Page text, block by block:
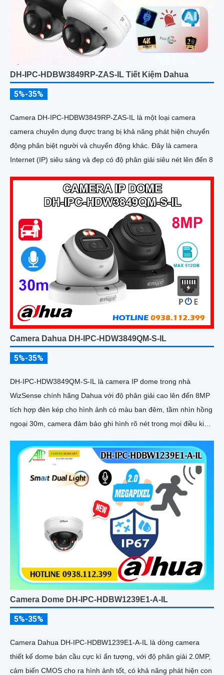
DH-IPC-HDBW3849RP-ZAS-IL Tiết Kiệm Dahua
5%-35%
Camera DH-IPC-HDBW3849RP-ZAS-IL là một loại camera
camera chuyên dụng được trang bị khả năng phát hiện chuyển
động phân biệt người và chuyển động khác. Đây là camera
Internet (IP) siêu sáng và đẹp có độ phân giải siêu nét lên đến 8
Camera Dahua DH-IPC-HDW3849QM-S-IL
5%-35%
DH-IPC-HDW3849QM-S-IL là camera IP dome trong nhà
WizSense chính hãng Dahua với độ phân giải cao lên đến 8MP
tích hợp đèn kép cho hình ảnh có màu ban đêm, tầm nhìn hồng
ngoại 30m, camera đảm bảo ghi hình rõ nét trong mọi điều kiện
âm, chuẩn POE và khả năng nhận diện chính xác người và
phương tiện giám sát an ninh tốt
Camera Dome DH-IPC-HDBW1239E1-A-IL
5%-35%
Camera Dahua DH-IPC-HDBW1239E1-A-IL là dòng camera
thiết kế dome bán cầu cực kì ấn tượng, với độ phân giải 2.0MP,
cảm biến CMOS cho ra hình ảnh tốt, có khả năng phát hiện con